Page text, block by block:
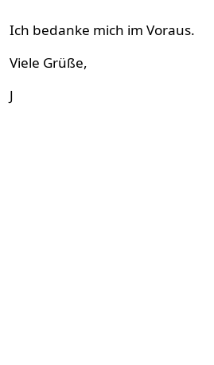
Ich bedanke mich im Voraus.
Viele Grüße,
J